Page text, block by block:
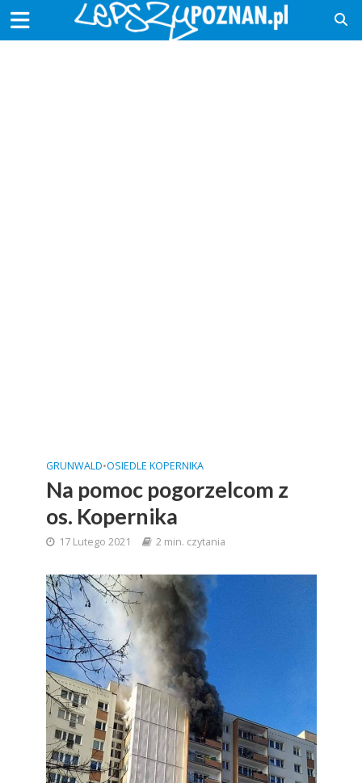
GRUNWALD•OSIEDLE KOPERNIKA
Na pomoc pogorzelcom z
os. Kopernika
17 Lutego 2021 2 min. czytania